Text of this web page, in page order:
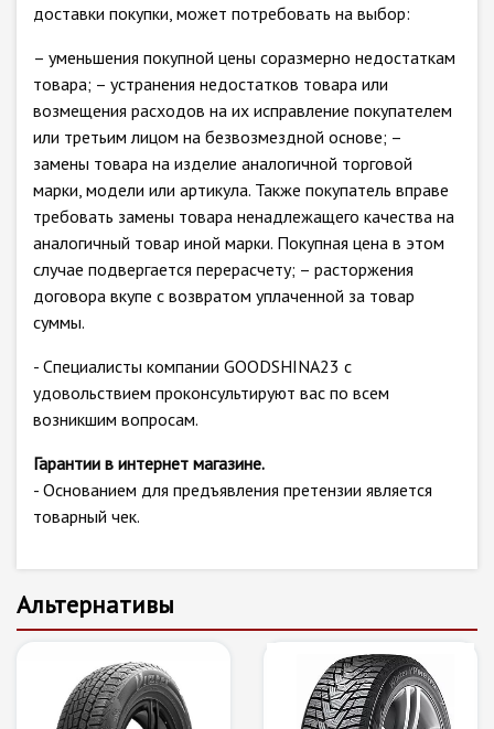
доставки покупки, может потребовать на выбор:
– уменьшения покупной цены соразмерно недостаткам
товара; – устранения недостатков товара или
возмещения расходов на их исправление покупателем
или третьим лицом на безвозмездной основе; –
замены товара на изделие аналогичной торговой
марки, модели или артикула. Также покупатель вправе
требовать замены товара ненадлежащего качества на
аналогичный товар иной марки. Покупная цена в этом
случае подвергается перерасчету; – расторжения
договора вкупе с возвратом уплаченной за товар
суммы.
- Специалисты компании GOODSHINA23 с
удовольствием проконсультируют вас по всем
возникшим вопросам.
Гарантии в интернет магазине.
- Основанием для предъявления претензии является
товарный чек.
Альтернативы